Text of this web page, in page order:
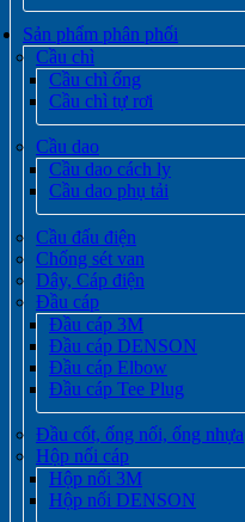
Sản phẩm phân phối
Cầu chì
Cầu chì ống
Cầu chì tự rơi
Cầu dao
Cầu dao cách ly
Cầu dao phụ tải
Cầu đấu điện
Chống sét van
Dây, Cáp điện
Đầu cáp
Đầu cáp 3M
Đầu cáp DENSON
Đầu cáp Elbow
Đầu cáp Tee Plug
Đầu cốt, ống nối, ống nhựa
Hộp nối cáp
Hộp nối 3M
Hộp nối DENSON